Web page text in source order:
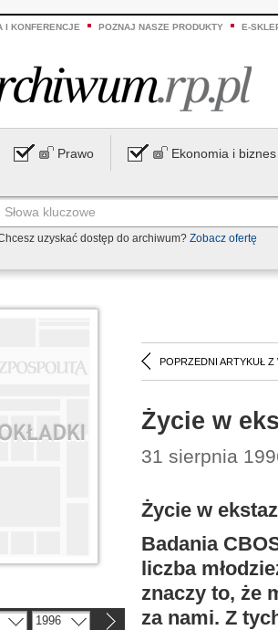
I KONFERENCJE POZNAJ NASZE PRODUKTY E-
Prawo Ekonomia i biznes
uzyskać dostęp do archiwum? Zobacz ofertę
POPRZEDNI ARTYKUŁ Z
Życie w
31 sierpnia
Życie w
Badania
liczba
znaczy to, że
za nami. Z
1996